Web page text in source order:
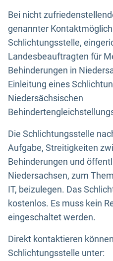
Bei nicht
genannter
Schlichtungsstelle,
Landesbeauftragten für
Behinderungen in
Einleitung eines
Niedersächsischen
Die Schlichtungsstelle
Aufgabe, Streitigkeiten
Behinderungen und
Niedersachsen, zum
IT, beizulegen. Das
kostenlos. Es muss kein
eingeschaltet werden.
Direkt kontaktieren
Schlichtungsstelle unter: